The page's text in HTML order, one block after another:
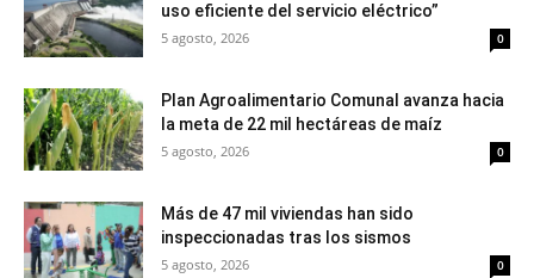
uso eficiente del servicio eléctrico”
5 agosto, 2026 0
Plan Agroalimentario Comunal avanza hacia
la meta de 22 mil hectáreas de maíz
5 agosto, 2026 0
Más de 47 mil viviendas han sido
inspeccionadas tras los sismos
5 agosto, 2026 0